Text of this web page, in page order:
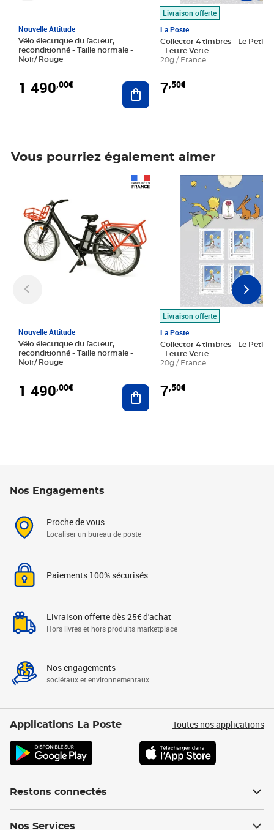
Nouvelle Attitude
Vélo électrique du facteur,
reconditionné - Taille normale -
Noir/ Rouge
1 490,00€ Ajouter au panier
Livraison offerte
La Poste
Collector 4 timbres - Le Petit
- Lettre Verte
20g / France
7,50€
Vous pourriez également aimer
Nouvelle Attitude
Vélo électrique du facteur,
reconditionné - Taille normale -
Noir/ Rouge
1 490,00€ Ajouter au panier
Livraison offerte
La Poste
Collector 4 timbres - Le Petit
- Lettre Verte
20g / France
7,50€
Prix 7,50€
Nos Engagements
Proche de vous
Localiser un bureau de poste
Paiements 100% sécurisés
Livraison offerte dès 25€ d'achat
Hors livres et hors produits marketplace
Nos engagements
sociétaux et environnementaux
Applications La Poste Toutes nos applications
Restons connectés
Nos Services